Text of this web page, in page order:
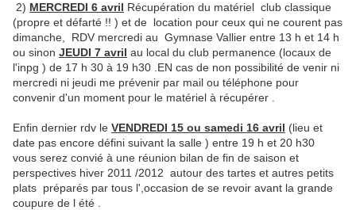
2) MERCREDI 6 avril Récupération du matériel club classique
(propre et défarté !! ) et de location pour ceux qui ne courent pas
dimanche, RDV mercredi au Gymnase Vallier entre 13 h et 14 h
ou sinon JEUDI 7 avril au local du club permanence (locaux de
l'inpg ) de 17 h 30 à 19 h30 .EN cas de non possibilité de venir ni
mercredi ni jeudi me prévenir par mail ou téléphone pour
convenir d'un moment pour le matériel à récupérer .
Enfin dernier rdv le VENDREDI 15 ou samedi 16 avril (lieu et
date pas encore défini suivant la salle ) entre 19 h et 20 h30
vous serez convié à une réunion bilan de fin de saison et
perspectives hiver 2011 /2012 autour des tartes et autres petits
plats préparés par tous l',occasion de se revoir avant la grande
coupure de l été .